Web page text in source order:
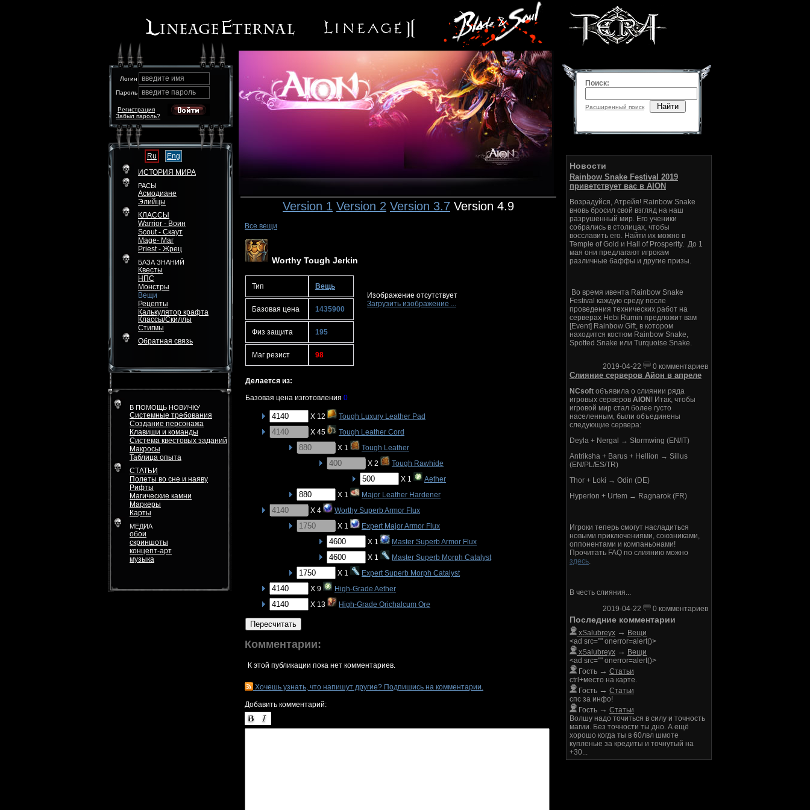
Логин введите имя
Пароль введите пароль
Забыл пароль?
Регистрация
Ru
Eng
ИСТОРИЯ МИРА
РАСЫ
Асмодиане
Элийцы
КЛАССЫ
Warrior - Воин
Scout - Скаут
Mage- Маг
Priest - Жрец
БАЗА ЗНАНИЙ
Квесты
НПС
Монстры
Вещи
Рецепты
Калькулятор крафта
Классы/Скиллы
Стигмы
Обратная связь
В ПОМОЩЬ НОВИЧКУ
Системные требования
Создание персонажа
Клавиши и команды
Система квестовых заданий
Макросы
Таблица опыта
СТАТЬИ
Полеты во сне и наяву
Рифты
Магические камни
Маркеры
Карты
МЕДИА
обои
скриншоты
концепт-арт
музыка
Version 1 Version 2 Version 3.7 Version 4.9
Все вещи
Worthy Tough Jerkin
Тип Вещь
Базовая цена 1435900
Физ защита 195
Маг резист 98
Изображение отсутствует
Загрузить изображение ...
Делается из:
Базовая цена изготовления 0
X 12
Tough Luxury Leather Pad
X 45
Tough Leather Cord
X 1
Tough Leather
X 2
Tough Rawhide
X 1
Aether
X 1
Major Leather Hardener
X 4
Worthy Superb Armor Flux
X 1
Expert Major Armor Flux
X 1
Master Superb Armor Flux
X 1
Master Superb Morph Catalyst
X 1
Expert Superb Morph Catalyst
X 9
High-Grade Aether
X 13
High-Grade Orichalcum Ore
Пересчитать
Комментарии:
К этой публикации пока нет комментариев.
Хочешь узнать, что напишут другие? Подпишись на комментарии.
Добавить комментарий:
Поиск:
Расширенный поиск Найти
Новости
Rainbow Snake Festival 2019
приветствует вас в AION
Возрадуйся, Атрейя! Rainbow Snake
вновь бросил свой взгляд на наш
разрушенный мир. Его ученики
собрались в столицах, чтобы
восславить его. Найти их можно в
Temple of Gold и Hall of Prosperity. До 1
мая они предлагают игрокам
различные баффы и другие призы.
Во время ивента Rainbow Snake
Festival каждую среду после
проведения технических работ на
серверах Hebi Rumin предложит вам
[Event] Rainbow Gift, в котором
находится костюм Rainbow Snake,
Spotted Snake или Turquoise Snake.
2019-04-22 0 комментариев
Слияние серверов Айон в апреле
NCsoft объявила о слиянии ряда
игровых серверов AION ! Итак, чтобы
игровой мир стал более густо
населенным, были объединены
следующие сервера:
Deyla + Nergal → Stormwing (EN/IT)
Antriksha + Barus + Hellion → Sillus
(EN/PL/ES/TR)
Thor + Loki → Odin (DE)
Hyperion + Urtem → Ragnarok (FR)
Игроки теперь смогут насладиться
новыми приключениями, союзниками,
оппонентами и компаньонами!
Прочитать FAQ по слиянию можно
здесь.
В честь слияния...
2019-04-22
0 комментариев
Последние комментарии
xSalubreyx → Вещи
<ad src="" onerror=alert()>
xSalubreyx → Вещи
<ad src="" onerror=alert()>
Гость → Статьи
ctrl+место на карте.
Гость → Статьи
спс за инфо!
Гость → Статьи
Волшу надо точиться в силу и точность
магии. Без точности ты дно. А ещё
хорошо когда ты в 60лвл шмоте
купленые за кредиты и точнутый на
+30...